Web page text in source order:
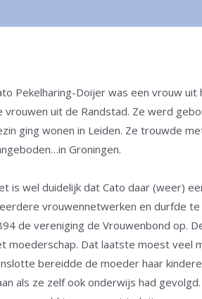
Pekelharing-Doijer was een vrouw
vrouwen uit de Randstad. Ze werd
ging wonen in Leiden. Ze trouwde
Groningen.
is wel duidelijk dat Cato daar (weer)
vrouwennetwerken en durfde
de vereniging de Vrouwenbond op.
moederschap. Dat laatste moest veel
bereidde de moeder haar
als ze zelf ook onderwijs had